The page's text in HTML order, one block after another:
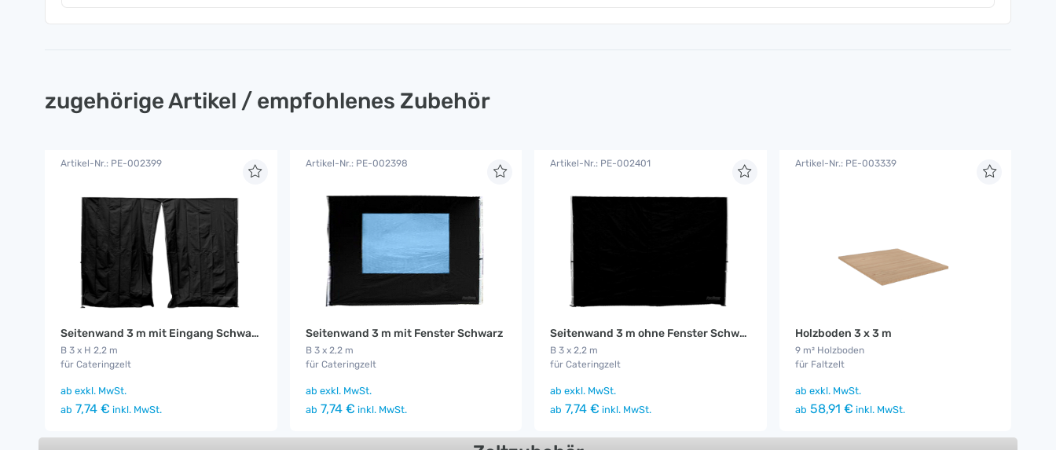
zugehörige Artikel / empfohlenes Zubehör
Artikel-Nr.: PE-002399
Seitenwand 3 m mit Eingang Schwarz
B 3 x H 2,2 m
für Cateringzelt
ab exkl. MwSt.
ab 7,74 € inkl. MwSt.
Artikel-Nr.: PE-002398
Seitenwand 3 m mit Fenster Schwarz
B 3 x 2,2 m
für Cateringzelt
ab exkl. MwSt.
ab 7,74 € inkl. MwSt.
Artikel-Nr.: PE-002401
Seitenwand 3 m ohne Fenster Schwarz
B 3 x 2,2 m
für Cateringzelt
ab exkl. MwSt.
ab 7,74 € inkl. MwSt.
Artikel-Nr.: PE-003339
Holzboden 3 x 3 m
9 m² Holzboden
für Faltzelt
ab exkl. MwSt.
ab 58,91 € inkl. MwSt.